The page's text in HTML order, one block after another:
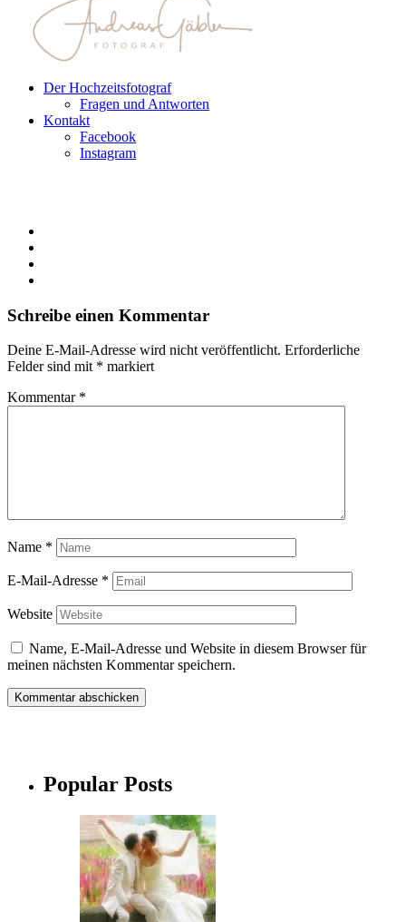
Der Hochzeitsfotograf
Fragen und Antworten
Kontakt
Facebook
Instagram
Schreibe einen Kommentar
Deine E-Mail-Adresse wird nicht veröffentlicht. Erforderliche
Felder sind mit * markiert
Kommentar *
Name *
E-Mail-Adresse *
Website
Name, E-Mail-Adresse und Website in diesem Browser für
meinen nächsten Kommentar speichern.
Popular Posts